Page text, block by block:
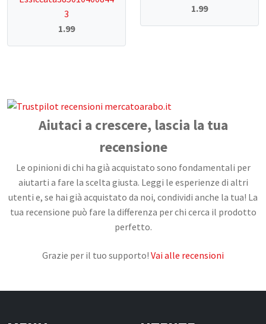
3
1.99
1.99
Aiutaci a crescere, lascia la tua
recensione
Le opinioni di chi ha già acquistato sono fondamentali per
aiutarti a fare la scelta giusta. Leggi le esperienze di altri
utenti e, se hai già acquistato da noi, condividi anche la tua! La
tua recensione può fare la differenza per chi cerca il prodotto
perfetto.
Grazie per il tuo supporto! Vai alle recensioni